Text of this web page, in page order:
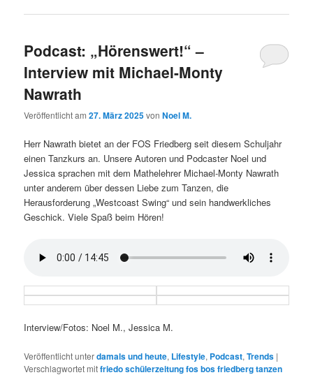
Podcast: „Hörenswert!“ –
Interview mit Michael-Monty
Nawrath
Veröffentlicht am27. März 2025vonNoel M.
Herr Nawrath bietet an der FOS Friedberg seit diesem Schuljahr
einen Tanzkurs an. Unsere Autoren und Podcaster Noel und
Jessica sprachen mit dem Mathelehrer Michael-Monty Nawrath
unter anderem über dessen Liebe zum Tanzen, die
Herausforderung „Westcoast Swing“ und sein handwerkliches
Geschick. Viele Spaß beim Hören!
Interview/Fotos: Noel M., Jessica M.
Veröffentlicht unterdamals und heute, Lifestyle, Podcast,Trends |
Verschlagwortet mitfriedo schülerzeitung fos bos friedberg tanzen